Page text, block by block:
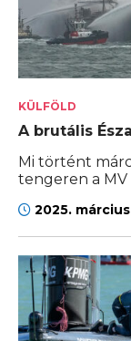
KÜLFÖLD
A brutális
Mi történt
tengeren a MV
2025. március